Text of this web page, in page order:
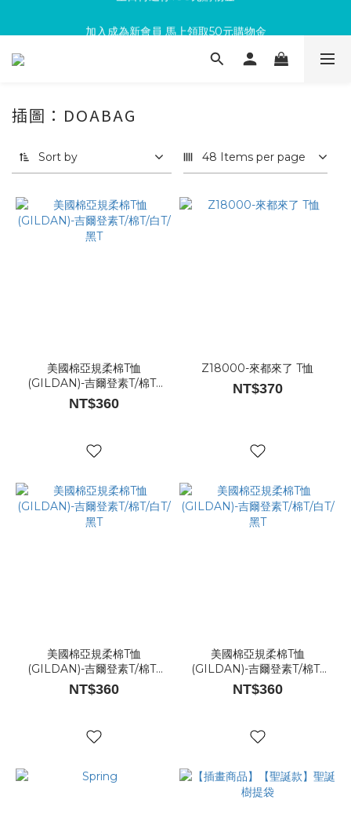
滿300回饋10%購物金
插圖：DOABAG
Sort by 48 Items per page
美國棉亞規柔棉T恤
(GILDAN)-吉爾登素T/棉T/
白T/黑T
NT$360
Z18000-來都來了 T恤
NT$370
美國棉亞規柔棉T恤
(GILDAN)-吉爾登素T/棉T/
白T/黑T
NT$360
美國棉亞規柔棉T恤
(GILDAN)-吉爾登素T/棉T/
白T/黑T
NT$360